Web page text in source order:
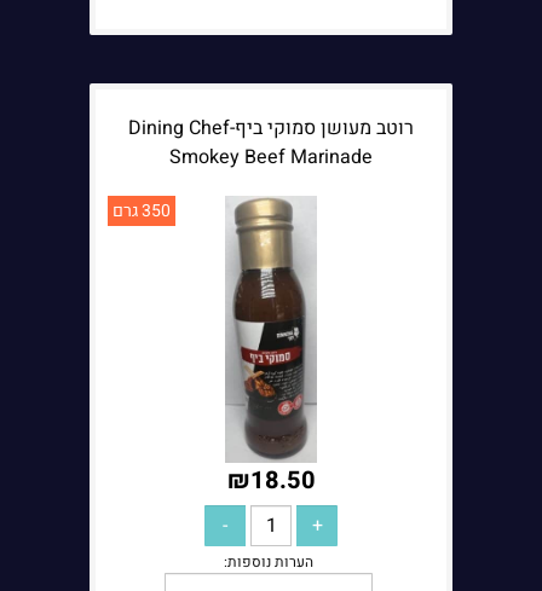
הערות נוספות:
רוטב מעושן סמוקי ביף-Dining Chef
Smokey Beef Marinade
350 גרם
₪18.50